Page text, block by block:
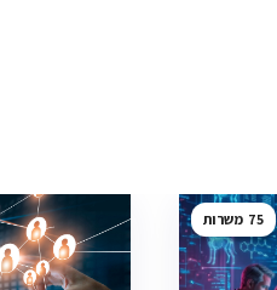
75